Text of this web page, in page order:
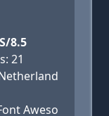
8.5
21
Aweso